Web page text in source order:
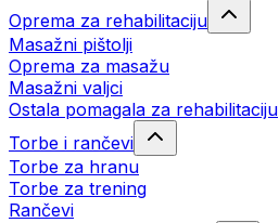
Oprema za rehabilitaciju
Masažni pištolji
Oprema za masažu
Masažni valjci
Ostala pomagala za rehabilitaciju
Torbe i rančevi
Torbe za hranu
Torbe za trening
Rančevi